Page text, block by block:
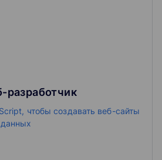
разработчик
чтобы создавать веб-сайты